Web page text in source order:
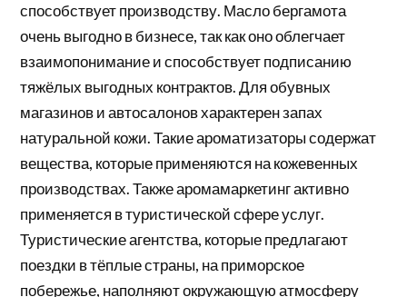
способствует производству. Масло бергамота
очень выгодно в бизнесе, так как оно облегчает
взаимопонимание и способствует подписанию
тяжёлых выгодных контрактов. Для обувных
магазинов и автосалонов характерен запах
натуральной кожи. Такие ароматизаторы содержат
вещества, которые применяются на кожевенных
производствах. Также аромамаркетинг активно
применяется в туристической сфере услуг.
Туристические агентства, которые предлагают
поездки в тёплые страны, на приморское
побережье, наполняют окружающую атмосферу